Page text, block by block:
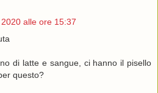
alle ore 15:37
di latte e sangue, ci hanno il pisello
questo?